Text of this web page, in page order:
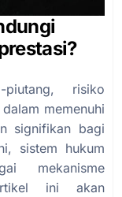
risiko
memenuhi
signifikan bagi
sistem hukum
mekanisme
ini akan